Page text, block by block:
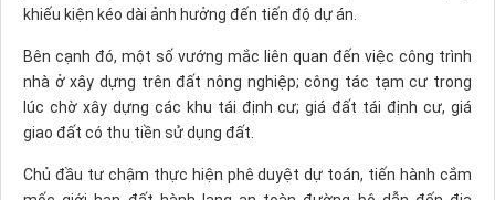
khiếu kiện kéo dài ảnh hưởng đến tiến độ dự án.
Bên cạnh đó, một số vướng mắc liên quan đến việc công trình
nhà ở xây dựng trên đất nông nghiệp; công tác tạm cư trong
lúc chờ xây dựng các khu tái định cư; giá đất tái định cư, giá
giao đất có thu tiền sử dụng đất.
Chủ đầu tư chậm thực hiện phê duyệt dự toán, tiến hành cắm